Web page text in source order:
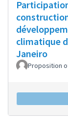
climatique
Janeiro
Proposition